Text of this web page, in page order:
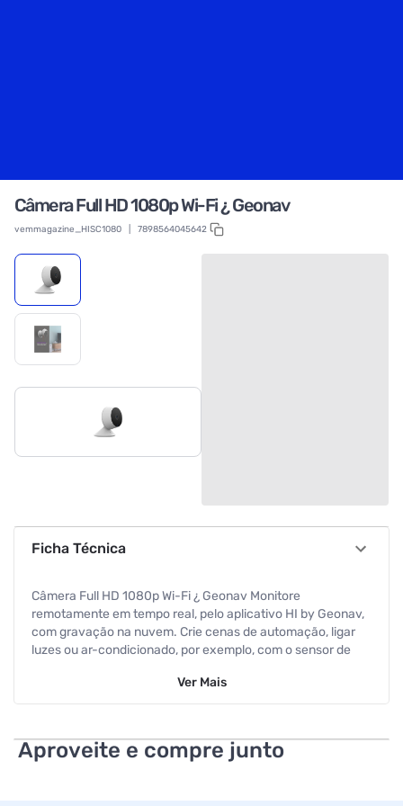
Câmera Full HD 1080p Wi-Fi ¿ Geonav
vemmagazine_HISC1080 7898564045642
Ficha Técnica
Câmera Full HD 1080p Wi-Fi ¿ Geonav Monitore
remotamente em tempo real, pelo aplicativo HI by Geonav,
com gravação na nuvem. Crie cenas de automação, ligar
luzes ou ar-condicionado, por exemplo, com o sensor de
escritórios ou casas de veraneio à distância;
bidirecional);
Ver Mais
Aproveite e compre junto